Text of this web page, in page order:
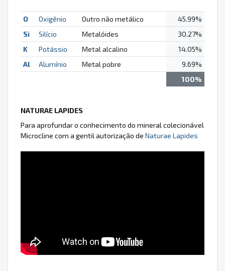
O Oxigênio Outro não metálico
45.99%
Si
Silício Metalóides
30.27%
K
Potássio Metal alcalino
14.05%
Al
Alumínio Metal pobre
9.69%
100%
NATURAE LAPIDES
Para aprofundar o conhecimento do mineral colecionável
Microcline com a gentil autorização de Naturae Lapides